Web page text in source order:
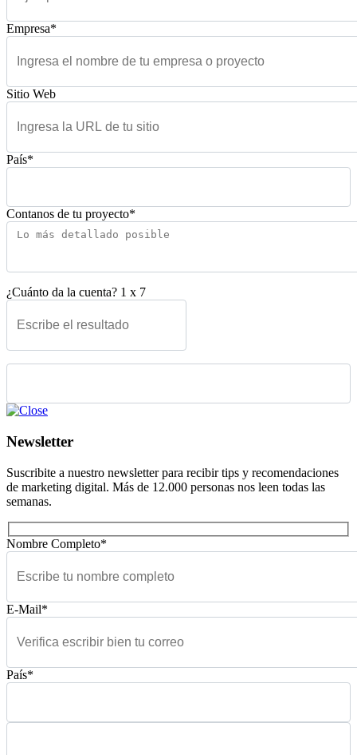
Empresa*
Sitio Web
País*
Contanos de tu proyecto*
¿Cuánto da la cuenta? 1 x 7
Please leave this field empty.
Newsletter
Suscribite a nuestro newsletter para recibir tips y recomendaciones
de marketing digital. Más de 12.000 personas nos leen todas las
semanas.
Nombre Completo*
E-Mail*
País*
Please leave this field empty.